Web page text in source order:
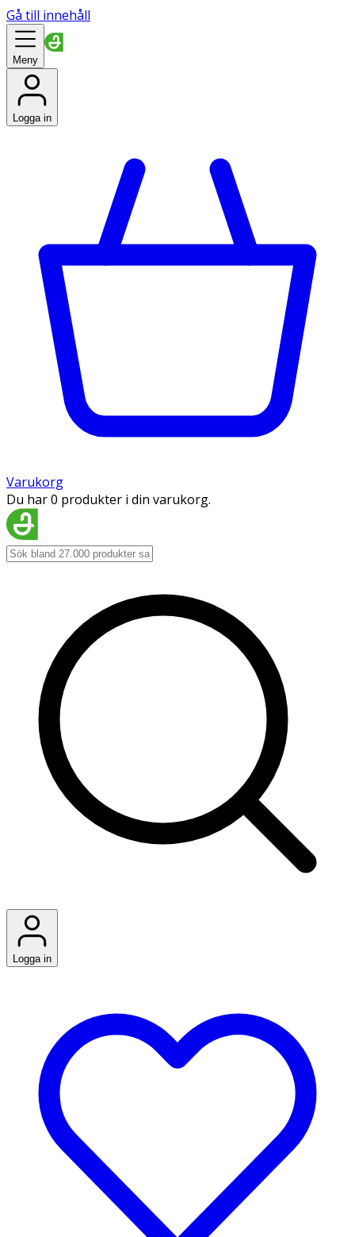
Gå till innehåll
Meny
Logga in
Varukorg
Du har 0 produkter i din varukorg.
Logga in